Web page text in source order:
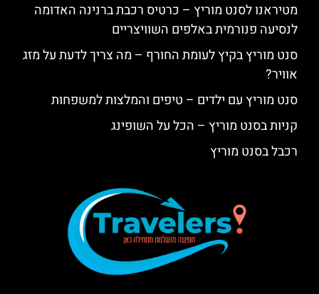
מטיראנו לסנט מוריץ – כרטיס רכבת ברנינה האדומה
לנסיעה פנורמית באלפים השוויצריים
סנט מוריץ בקיץ לעומת החורף – מה צריך לדעת על מזג
אוויר?
סנט מוריץ עם ילדים – טיפים והמלצות למשפחות
קניות בסנט מוריץ – הכל על השופינג
רכבל בסנט מוריץ